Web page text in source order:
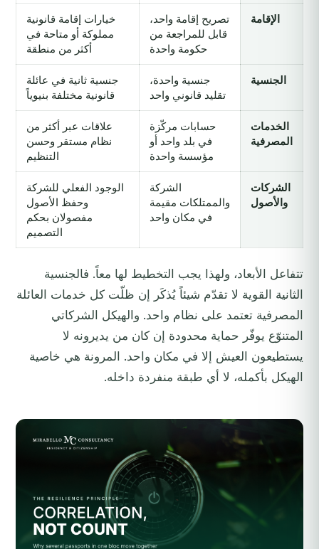
الإقامة
تصريح إقامة واحد،
قابل للمراجعة من
حكومة واحدة
خيارات إقامة قانونية
مملوكة أو متاحة في
أكثر من منطقة
الجنسية
جنسية واحدة،
تقليد قانوني واحد
جنسية ثانية في عائلة
قانونية مختلفة بنيوياً
الخدمات
المصرفية
حسابات مركّزة
في بلد واحد أو
مؤسسة واحدة
علاقات عبر أكثر من
نظام مستقر وحسن
التنظيم
الشركات
والأصول
الشركة
والممتلكات مقيمة
في مكان واحد
الوجود الفعلي للشركة
وحفظ الأصول
مفصولان بحكم
التصميم
تتفاعل الأبعاد، ولهذا يجب التخطيط لها معاً. فالجنسية
الثانية القوية لا تقدّم شيئاً يُذكَر إن ظلّت كل خدمات العائلة
المصرفية تعتمد على نظام واحد. والهيكل الشركاتي
المتنوّع يوفّر حماية محدودة إن كان من يديرونه لا
يستطيعون العيش إلا في مكان واحد. المرونة هي خاصية
الهيكل بأكمله، لا أي طبقة منفردة داخله.